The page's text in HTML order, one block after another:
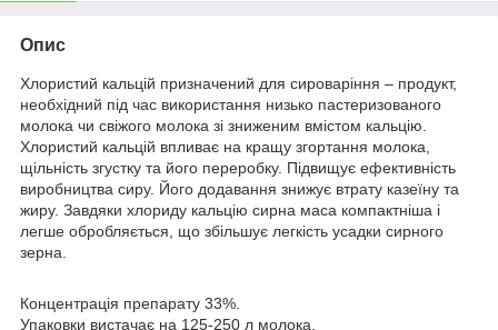
Опис
Хлористий кальцій призначений для сироваріння – продукт,
необхідний під час використання низько пастеризованого
молока чи свіжого молока зі зниженим вмістом кальцію.
Хлористий кальцій впливає на кращу згортання молока,
щільність згустку та його переробку. Підвищує ефективність
виробництва сиру. Його додавання знижує втрату казеїну та
жиру. Завдяки хлориду кальцію сирна маса компактніша і
легше обробляється, що збільшує легкість усадки сирного
зерна.
Концентрація препарату 33%.
Упаковки вистачає на 125-250 л молока.